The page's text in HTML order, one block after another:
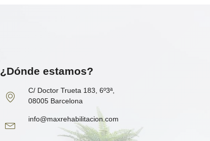
¿Dónde estamos?
C/ Doctor Trueta 183, 6º3ª,
08005 Barcelona
info@maxrehabilitacion.com